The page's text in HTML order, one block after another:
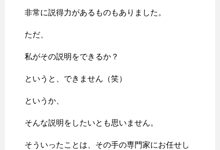
非常に説得力があるものもありました。
ただ、
私がその説明をできるか？
というと、できません（笑）
というか、
そんな説明をしたいとも思いません。
そういったことは、その手の専門家にお任せし